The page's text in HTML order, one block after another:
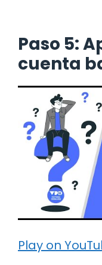
Paso 5:
cuenta
Play on